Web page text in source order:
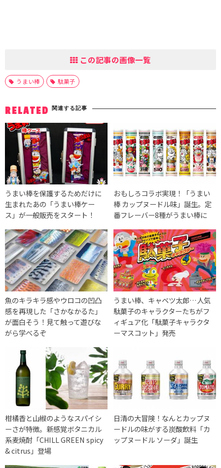
この記事の画像一覧
うまい棒 駄菓子
RELATED 関連する記事
うまい棒を保護するためだけに
生まれたあの「うまい棒ケー
ス」が一般販売をスタート！
おもしろコラボ実現！「うまい
棒 カップヌードル味」誕生。定
番フレーバー8種がうまい棒に
魚のキラキラ感やウロコの凹凸
感を再現した「さかなかるた」
が面白そう！見て触って遊びな
がら学べるぞ
うまい棒、キャベツ太郎…人気
駄菓子のキャラクターたちがフ
ィギュア化「駄菓子キャラクタ
ーマスコット」発売
柑橘香と山椒のようなスパイシ
ーさが特徴。新感覚ボタニカル
系麦焼酎「CHILL GREEN spicy
& citrus」登場
日清の大冒険！なんとカップヌ
ードルの味がする炭酸飲料「カ
ップヌードル ソーダ」誕生